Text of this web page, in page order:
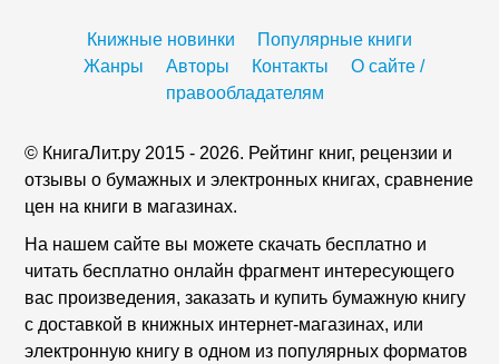
Книжные новинки
Популярные книги
Жанры
Авторы Контакты
О сайте /
правообладателям
© КнигаЛит.ру 2015 - 2026. Рейтинг книг, рецензии и
отзывы о бумажных и электронных книгах, сравнение
цен на книги в магазинах.
На нашем сайте вы можете скачать бесплатно и
читать бесплатно онлайн фрагмент интересующего
вас произведения, заказать и купить бумажную книгу
с доставкой в книжных интернет-магазинах, или
электронную книгу в одном из популярных форматов